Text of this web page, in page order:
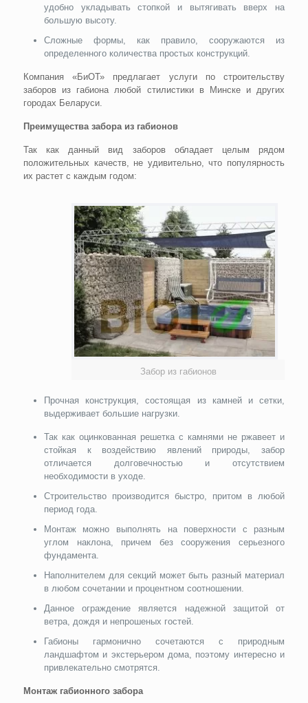
удобно укладывать стопкой и вытягивать вверх на
большую высоту.
Сложные формы, как правило, сооружаются из
определенного количества простых конструкций.
Компания «БиОТ» предлагает услуги по строительству
заборов из габиона любой стилистики в Минске и других
городах Беларуси.
Преимущества забора из габионов
Так как данный вид заборов обладает целым рядом
положительных качеств, не удивительно, что популярность
их растет с каждым годом:
Забор из габионов
Прочная конструкция, состоящая из камней и сетки,
выдерживает большие нагрузки.
Так как оцинкованная решетка с камнями не ржавеет и
стойкая к воздействию явлений природы, забор
отличается долговечностью и отсутствием
необходимости в уходе.
Строительство производится быстро, притом в любой
период года.
Монтаж можно выполнять на поверхности с разным
углом наклона, причем без сооружения серьезного
фундамента.
Наполнителем для секций может быть разный материал
в любом сочетании и процентном соотношении.
Данное ограждение является надежной защитой от
ветра, дождя и непрошеных гостей.
Габионы гармонично сочетаются с природным
ландшафтом и экстерьером дома, поэтому интересно и
привлекательно смотрятся.
Монтаж габионного забора